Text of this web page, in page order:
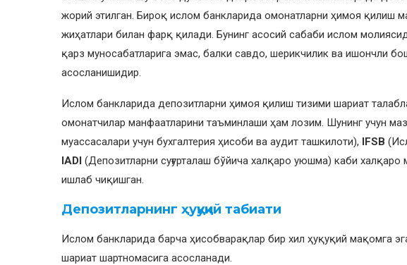
жорий этилган. Бироқ ислом банкларида омонатларни ҳимоя қилиш
жиҳатлари билан фарқ қилади. Бунинг асосий сабаби ислом
қарз муносабатларига эмас, балки савдо, шерикчилик ва ишончли
асосланишидир.
Ислом банкларида депозитларни ҳимоя қилиш тизими шариат
омонатчилар манфаатларини таъминлаши ҳам лозим. Шунинг учун
муассасалари учун бухгалтерия ҳисоби ва аудит ташкилоти), IFSB
IADI (Депозитларни суғурталаш бўйича халқаро уюшма) каби
ишлаб чиқишган.
Депозитларнинг ҳуқуқий табиати
Ислом банкларида барча ҳисобварақлар бир хил ҳуқуқий мақомга
шариат шартномасига асосланади.